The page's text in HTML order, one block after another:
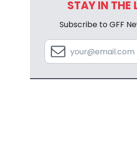
STAY IN THE
Subscribe to GFF